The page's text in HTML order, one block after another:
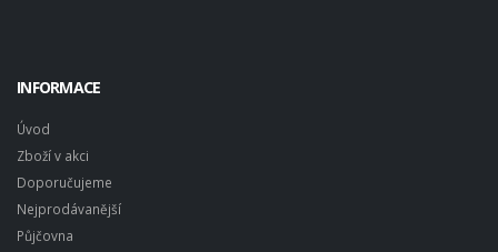
INFORMACE
Úvod
Zboží v akci
Doporučujeme
Nejprodávanější
Půjčovna